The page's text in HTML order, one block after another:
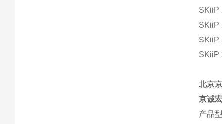
SKiiP
SKiiP
SKiiP
SKiiP
北京
京诚
产品